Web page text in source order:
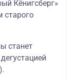
Кёнигсберг»
старого
станет